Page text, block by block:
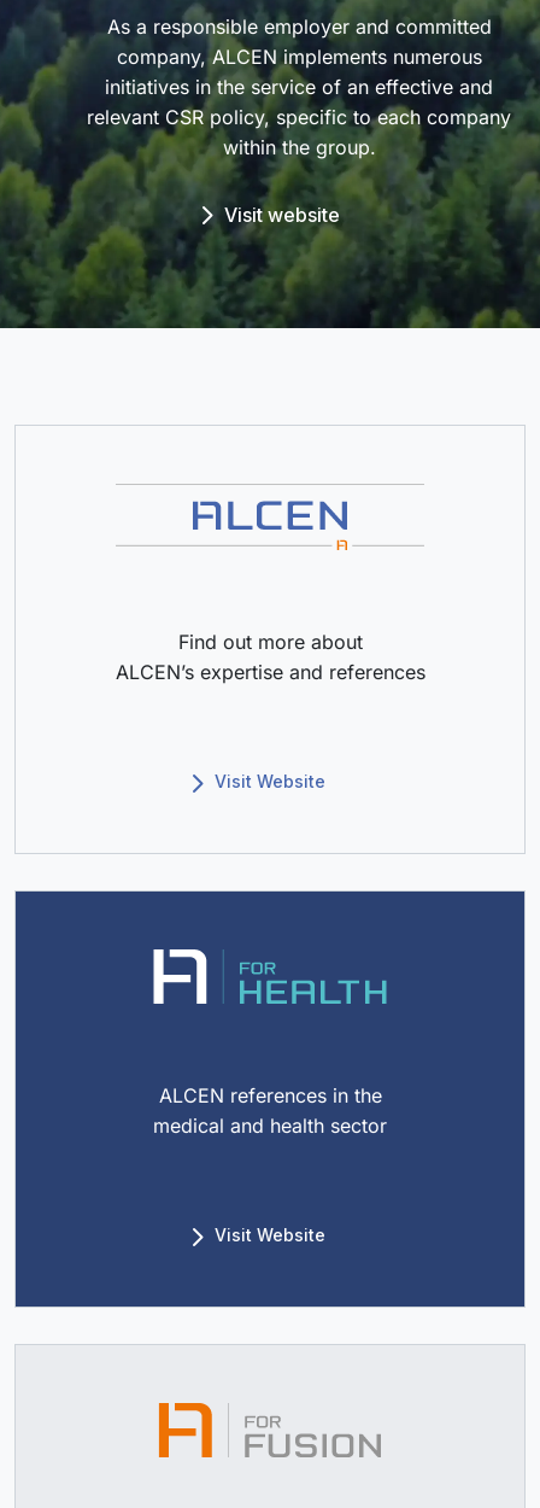
As a responsible employer and committed
company, ALCEN implements numerous
initiatives in the service of an effective and
relevant CSR policy, specific to each company
within the group.
Visit website
Find out more about
ALCEN’s expertise and references
Visit Website
ALCEN references in the
medical and health sector
Visit Website